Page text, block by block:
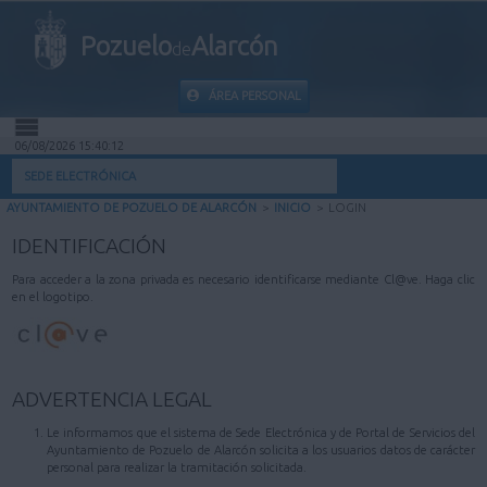
PozuelodeAlarcón
ÁREA PERSONAL
INICIO
MI CARPETA
INFORMACIÓN MUNICIPAL
AYUDA
06/08/2026 15:40:12
SEDE ELECTRÓNICA
AYUNTAMIENTO DE POZUELO DE ALARCÓN > INICIO > LOGIN
IDENTIFICACIÓN
Para acceder a la zona privada es necesario identificarse mediante Cl@ve. Haga clic
en el logotipo.
ADVERTENCIA LEGAL
Le informamos que el sistema de Sede Electrónica y de Portal de Servicios del
Ayuntamiento de Pozuelo de Alarcón solicita a los usuarios datos de carácter
personal para realizar la tramitación solicitada.